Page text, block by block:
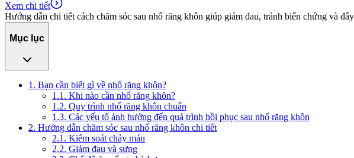
Xem chi tiết
Hướng dẫn chi tiết cách chăm sóc sau nhổ răng khôn giúp giảm đau, tránh biến chứng và
Mục lục
1. Bạn cần biết gì về nhổ răng khôn?
1.1. Khi nào cần nhổ răng khôn?
1.2. Quy trình nhổ răng khôn chuẩn
1.3. Các yếu tố ảnh hưởng đến quá trình hồi phục sau nhổ răng khôn
2. Hướng dẫn chăm sóc sau nhổ răng khôn chi tiết
2.1. Kiểm soát chảy máu
2.2. Giảm đau và sưng